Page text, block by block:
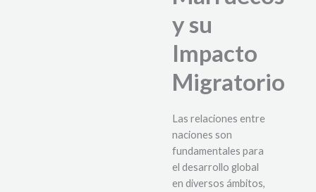
y su
Impacto
Migratorio
Las relaciones entre
naciones son
fundamentales para
el desarrollo global
en diversos ámbitos,